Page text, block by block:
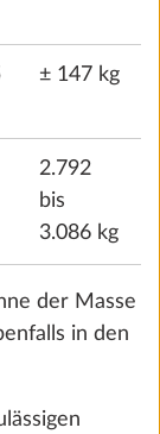
± 147 kg
2.792
bis
3.086 kg
der Masse
in den